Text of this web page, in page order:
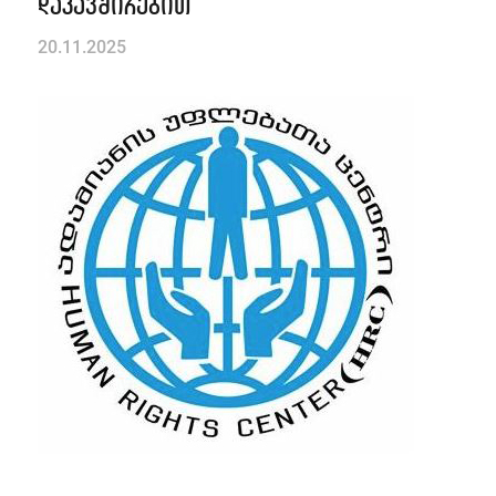
20.11.2025